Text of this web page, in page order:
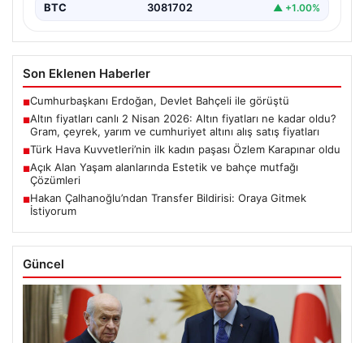
BTC 3081702 ▲ +1.00%
Son Eklenen Haberler
■Cumhurbaşkanı Erdoğan, Devlet Bahçeli ile görüştü
■Altın fiyatları canlı 2 Nisan 2026: Altın fiyatları ne kadar oldu?
Gram, çeyrek, yarım ve cumhuriyet altını alış satış fiyatları
■Türk Hava Kuvvetleri’nin ilk kadın paşası Özlem Karapınar oldu
■Açık Alan Yaşam alanlarında Estetik ve bahçe mutfağı
Çözümleri
■Hakan Çalhanoğlu’ndan Transfer Bildirisi: Oraya Gitmek
İstiyorum
Güncel